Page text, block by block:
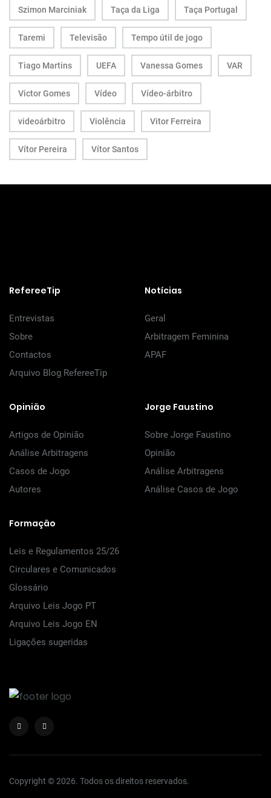
Szimon Marciniak Taça da Liga Taça Portugal
Taremi Televisão Tempo útil de jogo
Tiago Martins UEFA Vanessa Gomes VAR
Victor Gomes Vídeo Vídeo-árbitro
videoárbitro Violência Vitor Ferreira
Vítor Pereira Vítor Santos
RefereeTip
Entrevistas
Sobre
Contactos
Arquivo Blog RefereeTip
Notícias
Geral
Arbitragem Feminina
APAF
Opinião
Artigos de Opinião
Análise Arbitragens
Casos de Jogo
Autores
Jorge Faustino
Sobre Jorge Faustino
Opinião
Análise Arbitragens
Análise Casos de Jogo
Formação
Leis e Regulamentos 25/26
Circulares e Comunicados
Glossário
Arquivo Leis Jogo PT
Arquivo Leis Jogo EN
Ligações sugeridas
Copyright © 2026. Todos os direitos reservados.